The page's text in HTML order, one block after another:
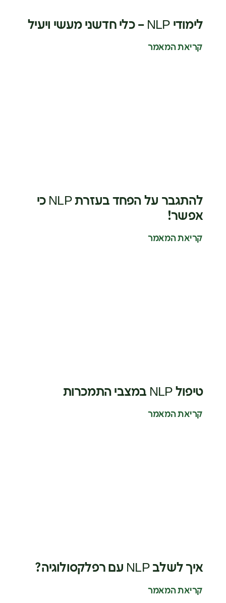
לימודי NLP – כלי חדשני מעשי ויעיל
קריאת המאמר
להתגבר על הפחד בעזרת NLP כי
אפשר!
קריאת המאמר
טיפול NLP במצבי התמכרות
קריאת המאמר
איך לשלב NLP עם רפלקסולוגיה?
קריאת המאמר